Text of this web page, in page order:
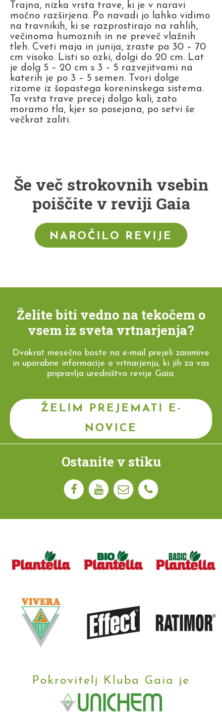
Trajna, nizka vrsta trave, ki je v naravi
močno razširjena. Po navadi jo lahko vidimo
na travnikih, ki se razprostirajo na rahlih,
večinoma humoznih in ne preveč vlažnih
tleh. Cveti maja in junija, zraste pa 30 – 70
cm visoko. Listi so ozki, dolgi do 20 cm. Lat
je dolg 5 – 20 cm s 3 – 5 razvejitvami na
katerih je po 3 – 5 semen. Tvori dolge
rizome iz šopastega koreninskega sistema.
Ta vrsta trave precej dolgo kali, zato
moramo tla, kjer so posejana, po setvi še
večkrat zaliti.
Še več strokovnih vsebin
poiščite v reviji Gaia
NAROČILO REVIJE
Želite biti vedno na tekočem o
vsem iz sveta vrtnarjenja?
Dvakrat mesečno boste na e-mail prejeli zanimive
in uporabne informacije o vrtnarjenju, ki jih za vas
pripravlja uredništvo revije Gaia.
ŽELIM PREJEMATI E-
NOVICE
Ostanite v stiku
Pokrovitelj Kluba Gaia je